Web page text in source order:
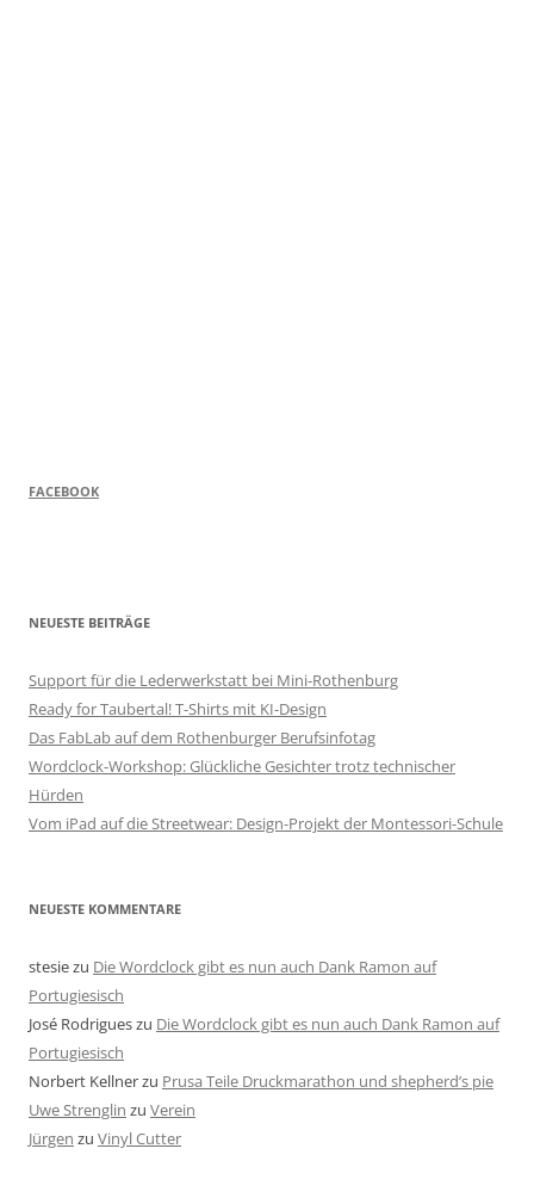
FACEBOOK
NEUESTE BEITRÄGE
Support für die Lederwerkstatt bei Mini-Rothenburg
Ready for Taubertal! T-Shirts mit KI-Design
Das FabLab auf dem Rothenburger Berufsinfotag
Wordclock-Workshop: Glückliche Gesichter trotz technischer
Hürden
Vom iPad auf die Streetwear: Design-Projekt der Montessori-Schule
NEUESTE KOMMENTARE
stesiezu Die Wordclock gibt es nun auch Dank Ramon auf
Portugiesisch
José Rodrigueszu Die Wordclock gibt es nun auch Dank Ramon auf
Portugiesisch
Norbert Kellnerzu Prusa Teile Druckmarathon und shepherd’s pie
Uwe Strenglin zu Verein
Jürgen zu Vinyl Cutter